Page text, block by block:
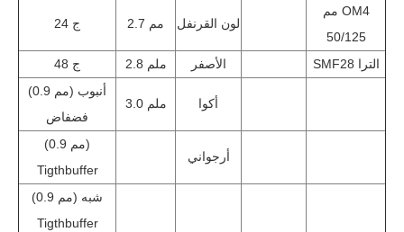
24 ج 2.7 مم لون القرنفل
مم OM4
50/125
48 ج
2.8 ملم الأصفر
SMF28 الترا
(0.9 مم) أنبوب
فضفاض
3.0 ملم أكوا
(0.9 مم)
Tigthbuffer
أرجواني
(0.9 مم) شبه
Tigthbuffer